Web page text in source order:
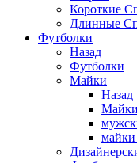
Короткие
Длинные
Футболки
Назад
Футболки
Майки
Назад
Майки
майки